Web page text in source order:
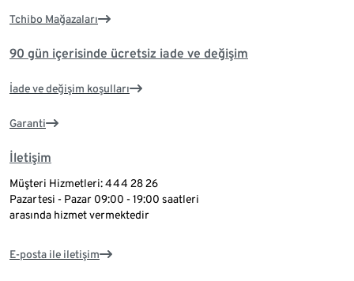
Tchibo Mağazaları
90 gün içerisinde ücretsiz iade ve değişim
İade ve değişim koşulları
Garanti
İletişim
Müşteri Hizmetleri: 444 28 26
Pazartesi - Pazar 09:00 - 19:00 saatleri
arasında hizmet vermektedir
E-posta ile iletişim